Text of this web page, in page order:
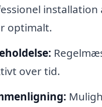
optimalt.
over tid.